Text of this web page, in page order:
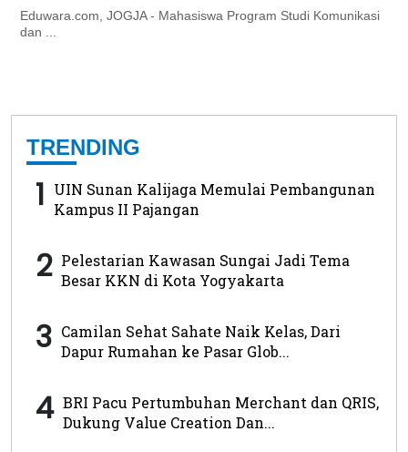
Eduwara.com, JOGJA - Mahasiswa Program Studi Komunikasi
dan ...
TRENDING
1 UIN Sunan Kalijaga Memulai Pembangunan
Kampus II Pajangan
2 Pelestarian Kawasan Sungai Jadi Tema
Besar KKN di Kota Yogyakarta
3 Camilan Sehat Sahate Naik Kelas, Dari
Dapur Rumahan ke Pasar Glob...
4 BRI Pacu Pertumbuhan Merchant dan QRIS,
Dukung Value Creation Dan...